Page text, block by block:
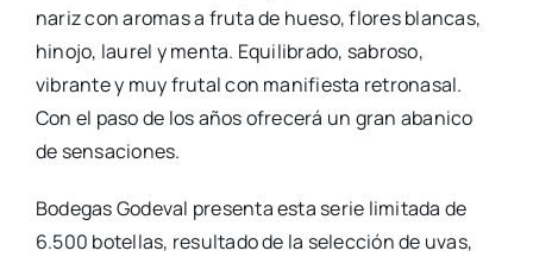
nariz con aromas a fruta de hueso, flores blancas,
hinojo, laurel y menta. Equilibrado, sabroso,
vibrante y muy frutal con manifiesta retronasal.
Con el paso de los años ofrecerá un gran abanico
de sensaciones.
Bodegas Godeval presenta esta serie limitada de
6.500 botellas, resultado de la selección de uvas,